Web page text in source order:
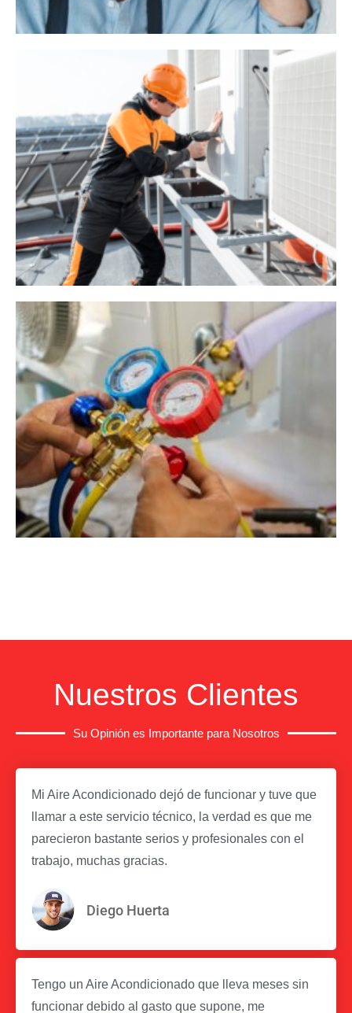
Nuestros Clientes
Su Opinión es Importante para Nosotros
Mi Aire Acondicionado dejó de funcionar y tuve que
llamar a este servicio técnico, la verdad es que me
parecieron bastante serios y profesionales con el
trabajo, muchas gracias.
Diego Huerta
Tengo un Aire Acondicionado que lleva meses sin
funcionar debido al gasto que supone, me